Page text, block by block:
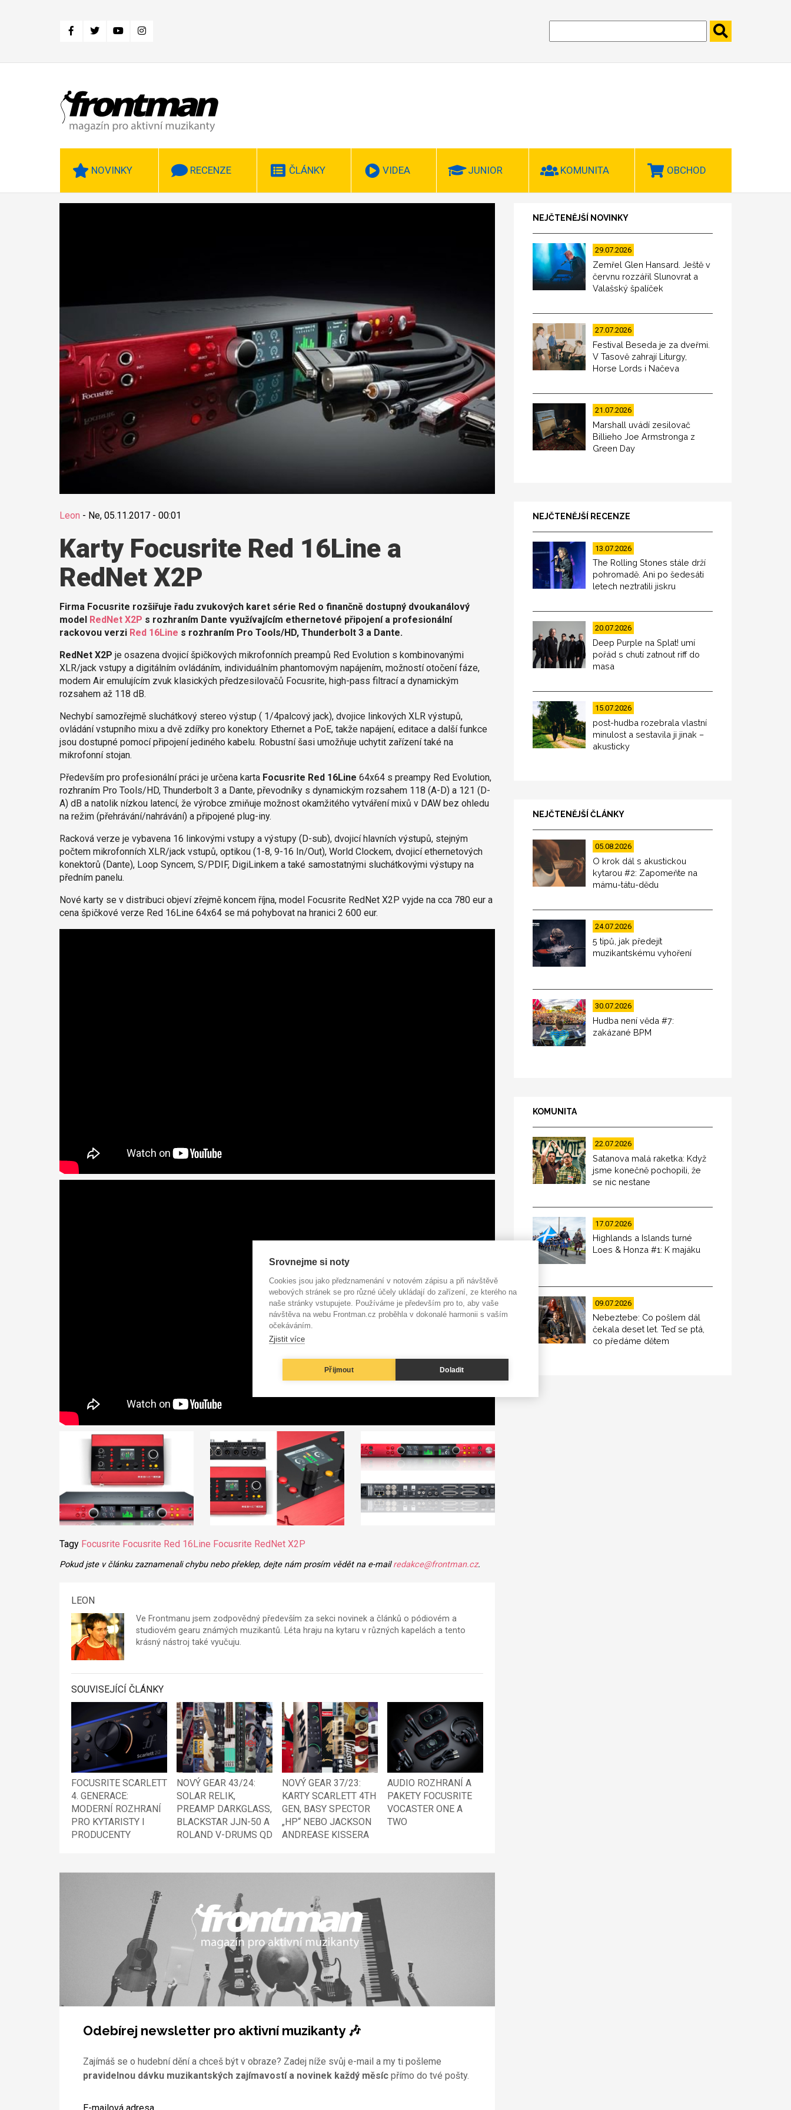
NOVINKY RECENZE ČLÁNKY VIDEA JUNIOR KOMUNITA OBCHOD
Leon - Ne, 05.11.2017 - 00:01
Karty Focusrite Red 16Line a
RedNet X2P
Firma Focusrite rozšiřuje řadu zvukových karet série Red o finančně dostupný dvoukanálový
model RedNet X2P s rozhraním Dante využívajícím ethernetové připojení a profesionální
rackovou verzi Red 16Line s rozhraním Pro Tools/HD, Thunderbolt 3 a Dante.
RedNet X2P je osazena dvojicí špičkových mikrofonních preampů Red Evolution s kombinovanými
XLR/jack vstupy a digitálním ovládáním, individuálním phantomovým napájením, možností otočení fáze,
modem Air emulujícím zvuk klasických předzesilovačů Focusrite, high-pass filtrací a dynamickým
rozsahem až 118 dB.
Nechybí samozřejmě sluchátkový stereo výstup ( 1/4palcový jack), dvojice linkových XLR výstupů,
ovládání vstupního mixu a dvě zdířky pro konektory Ethernet a PoE, takže napájení, editace a další funkce
jsou dostupné pomocí připojení jediného kabelu. Robustní šasi umožňuje uchytit zařízení také na
mikrofonní stojan.
Především pro profesionální práci je určena karta Focusrite Red 16Line 64x64 s preampy Red Evolution,
rozhraním Pro Tools/HD, Thunderbolt 3 a Dante, převodníky s dynamickým rozsahem 118 (A-D) a 121 (D-
A) dB a natolik nízkou latencí, že výrobce zmiňuje možnost okamžitého vytváření mixů v DAW bez ohledu
na režim (přehrávání/nahrávání) a připojené plug-iny.
Racková verze je vybavena 16 linkovými vstupy a výstupy (D-sub), dvojicí hlavních výstupů, stejným
počtem mikrofonních XLR/jack vstupů, optikou (1-8, 9-16 In/Out), World Clockem, dvojicí ethernetových
konektorů (Dante), Loop Syncem, S/PDIF, DigiLinkem a také samostatnými sluchátkovými výstupy na
předním panelu.
Nové karty se v distribuci objeví zřejmě koncem října, model Focusrite RedNet X2P vyjde na cca 780 eur a
cena špičkové verze Red 16Line 64x64 se má pohybovat na hranici 2 600 eur.
Tagy Focusrite Focusrite Red 16Line Focusrite RedNet X2P
Pokud jste v článku zaznamenali chybu nebo překlep, dejte nám prosím vědět na e-mailredakce@frontman.cz.
LEON
Ve Frontmanu jsem zodpovědný především za sekci novinek a článků o pódiovém a
studiovém gearu známých muzikantů. Léta hraju na kytaru v různých kapelách a tento
krásný nástroj také vyučuju.
SOUVISEJÍCÍ ČLÁNKY
FOCUSRITE SCARLETT
4. GENERACE:
MODERNÍ ROZHRANÍ
PRO KYTARISTY I
PRODUCENTY
NOVÝ GEAR 43/24:
SOLAR RELIK,
PREAMP DARKGLASS,
BLACKSTAR JJN-50 A
ROLAND V-DRUMS QD
NOVÝ GEAR 37/23:
KARTY SCARLETT 4TH
GEN, BASY SPECTOR
„HP“ NEBO JACKSON
ANDREASE KISSERA
AUDIO ROZHRANÍ A
PAKETY FOCUSRITE
VOCASTER ONE A
TWO
Odebírej newsletter pro aktivní muzikanty 🎶
Zajímáš se o hudební dění a chceš být v obraze? Zadej níže svůj e-mail a my ti pošleme
pravidelnou dávku muzikantských zajímavostí a novinek každý měsícpřímo do tvé pošty.
NEJČTENĚJŠÍ NOVINKY
29.07.2026
Zemřel Glen Hansard. Ještě v
červnu rozzářil Slunovrat a
Valašský špalíček
27.07.2026
Festival Beseda je za dveřmi.
V Tasově zahrají Liturgy,
Horse Lords i Načeva
21.07.2026
Marshall uvádí zesilovač
Billieho Joe Armstronga z
Green Day
NEJČTENĚJŠÍ RECENZE
13.07.2026
The Rolling Stones stále drží
pohromadě. Ani po šedesáti
letech neztratili jiskru
20.07.2026
Deep Purple na Splat! umí
pořád s chutí zatnout riff do
masa
15.07.2026
post-hudba rozebrala vlastní
minulost a sestavila ji jinak –
akusticky
NEJČTENĚJŠÍ ČLÁNKY
05.08.2026
O krok dál s akustickou
kytarou #2: Zapomeňte na
mámu-tátu-dědu
24.07.2026
5 tipů, jak předejít
muzikantskému vyhoření
30.07.2026
Hudba není věda #7:
zakázané BPM
KOMUNITA
22.07.2026
Satanova malá raketka: Když
jsme konečně pochopili, že
se nic nestane
17.07.2026
Highlands a Islands turné
Loes & Honza #1: K majáku
09.07.2026
Nebeztebe: Co pošlem dál
čekala deset let. Teď se ptá,
co předáme dětem
Srovnejme si noty
Cookies jsou jako předznamenání v notovém zápisu a při návštěvě
webových stránek se pro různé účely ukládají do zařízení, ze kterého na
naše stránky vstupujete. Používáme je především pro to, aby vaše
návštěva na webu Frontman.cz proběhla v dokonalé harmonii s vaším
očekáváním.
Zjistit více
Přijmout Doladit